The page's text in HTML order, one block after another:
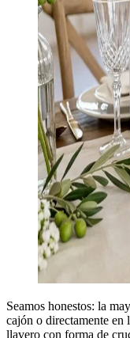
Seamos honestos: la
cajón o directamente en
llavero con forma de